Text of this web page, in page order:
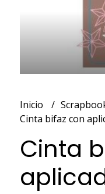
Inicio
Cinta bifaz con
Cinta